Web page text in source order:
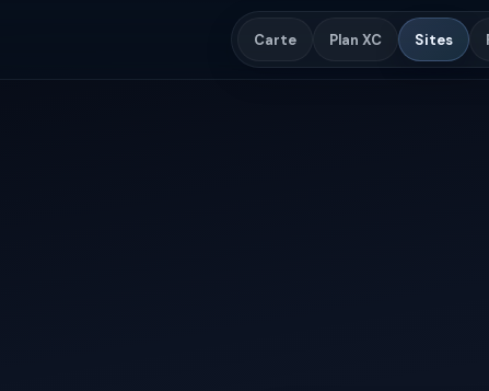
Carte Plan XC Sites